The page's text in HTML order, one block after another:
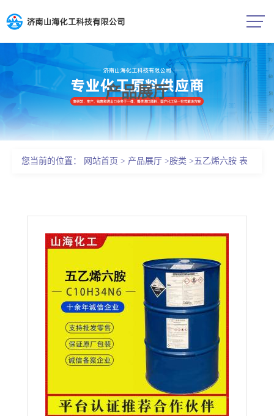
公司首页
产品展厅
证书荣誉
产品展厅
您当前的位置： 网站首页 > 产品展厅 >胺类 >五乙烯六胺 表